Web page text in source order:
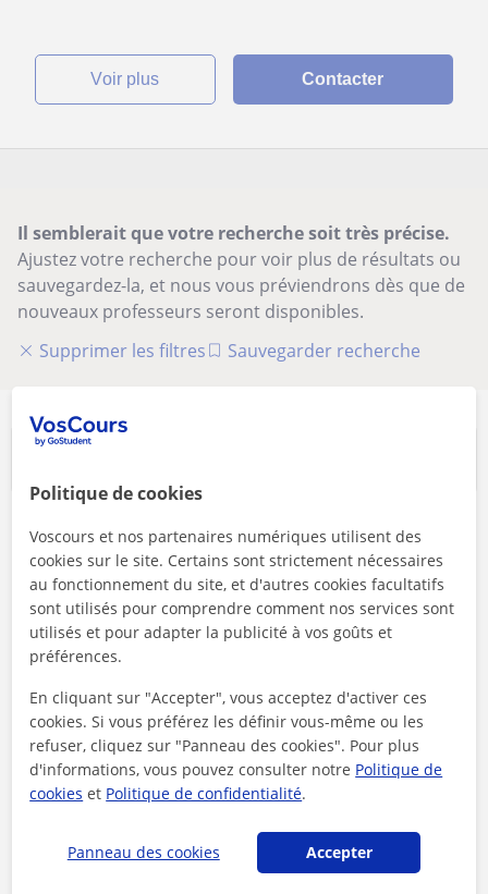
voir plus Contacter
Il semblerait que votre recherche soit très précise.
Ajustez votre recherche pour voir plus de résultats ou
sauvegardez-la, et nous vous préviendrons dès que de
nouveaux professeurs seront disponibles.
Supprimer les filtres
Sauvegarder recherche
Soutien scolaire
Collège
Lycée
Université
Cours de conversation
Maths
Français
Anglais
Physique
Néerlandais
Informatique
Cours particuliers FLE
Sciences naturelles
Italien
Allemand
Brevet des collèges
Droit
Russe
Politique de cookies
Voscours et nos partenaires numériques utilisent des
cookies sur le site. Certains sont strictement nécessaires
au fonctionnement du site, et d'autres cookies facultatifs
sont utilisés pour comprendre comment nos services sont
utilisés et pour adapter la publicité à vos goûts et
préférences.
En cliquant sur "Accepter", vous acceptez d'activer ces
cookies. Si vous préférez les définir vous-même ou les
refuser, cliquez sur "Panneau des cookies". Pour plus
d'informations, vous pouvez consulter notre Politique de
cookies et Politique de confidentialité.
Panneau des cookies Accepter